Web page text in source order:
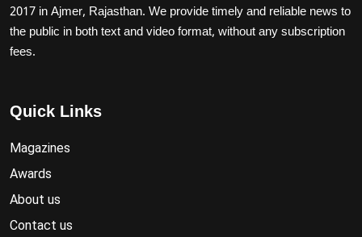
2017 in Ajmer, Rajasthan. We provide timely and reliable news to
the public in both text and video format, without any subscription
fees.
Quick Links
Magazines
Awards
About us
Contact us